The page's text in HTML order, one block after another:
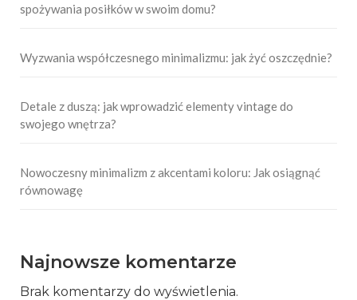
spożywania posiłków w swoim domu?
Wyzwania współczesnego minimalizmu: jak żyć oszczędnie?
Detale z duszą: jak wprowadzić elementy vintage do
swojego wnętrza?
Nowoczesny minimalizm z akcentami koloru: Jak osiągnąć
równowagę
Najnowsze komentarze
Brak komentarzy do wyświetlenia.